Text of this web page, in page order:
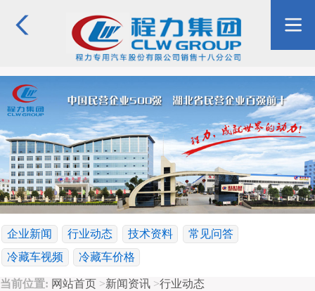
企业新闻 行业动态 技术资料
常见问答
冷藏车视频
冷藏车价格
当前位置: 网站首页 >新闻资讯 >行业动态